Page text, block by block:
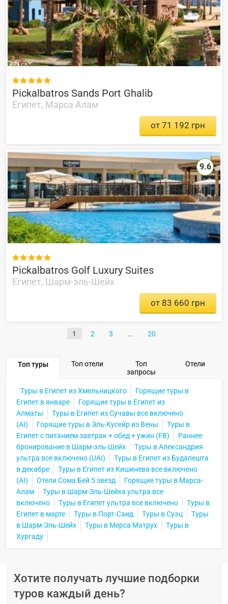

Pickalbatros Sands Port Ghalib
Египет, Марса Алам
от 71 192 грн

Pickalbatros Golf Luxury Suites
Египет, Шарм-эль-Шейх
9.6
от 83 660 грн
1 2 3 20
Топ туры Топ отели
Топ
запросы
Отели
Туры в Египет из Хмельницкого
Горящие туры в
Египет в январе
Горящие туры в Египет из
Алматы
Туры в Египет из Сучавы все включено
(AI)
Горящие туры в Эль-Кусейр из Вены
Туры в
Египет с питанием завтрак + обед + ужин (FB)
Раннее
бронирование в Шарм-эль-Шейх
Туры в Александрия
ультра все включено (UAI)
Туры в Египет из Будапешта
в декабре
Туры в Египет из Кишинева все включено
(AI)
Отели Сома Бей 5 звезд
Горящие туры в Марса-
Алам
Туры в Шарм-Эль-Шейха ультра все
включено
Туры в Египет ультра все включено
Туры в
Египет в марте
Туры в Порт-Саид Туры в Суэц
Туры
в Шарм-Эль-Шейх
Туры в Мерса Матрух
Туры в
Хургаду
Хотите получать лучшие подборки
туров каждый день?